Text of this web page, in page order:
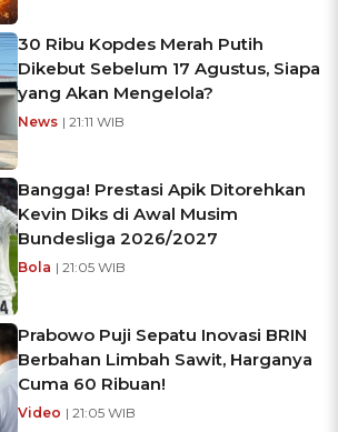
30 Ribu Kopdes Merah Putih
Dikebut Sebelum 17 Agustus, Siapa
yang Akan Mengelola?
News | 21:11 WIB
Bangga! Prestasi Apik Ditorehkan
Kevin Diks di Awal Musim
Bundesliga 2026/2027
Bola | 21:05 WIB
Prabowo Puji Sepatu Inovasi BRIN
Berbahan Limbah Sawit, Harganya
Cuma 60 Ribuan!
Video | 21:05 WIB